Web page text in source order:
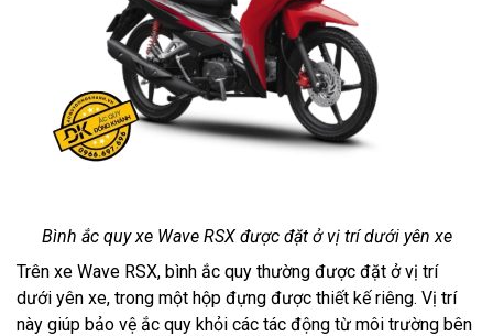
Bình ắc quy xe Wave RSX được đặt ở vị trí dưới yên xe
Trên xe Wave RSX, bình ắc quy thường được đặt ở vị trí
dưới yên xe, trong một hộp đựng được thiết kế riêng. Vị trí
này giúp bảo vệ ắc quy khỏi các tác động từ môi trường bên